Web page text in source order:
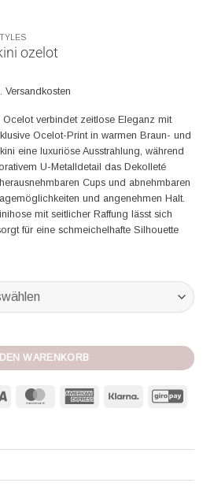
ozelot
Versandkosten
verbindet zeitlose Eleganz mit
Ocelot-Print in warmen Braun- und
eine luxuriöse Ausstrahlung, während
U-Metalldetail das Dekolleté
Cups und abnehmbaren
und angenehmen Halt.
mit seitlicher Raffung lässt sich
für eine schmeichelhafte Silhouette
DEN WARENKORB
MasterCard American
Klarna